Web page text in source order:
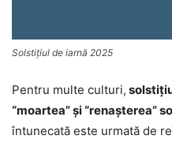
Solstiţiul de iarnă 2025
Pentru multe culturi,
“moartea” și “renașterea”
întunecată este urmată de